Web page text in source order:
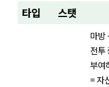
타입 스탯
마방
전투
부여
= 자